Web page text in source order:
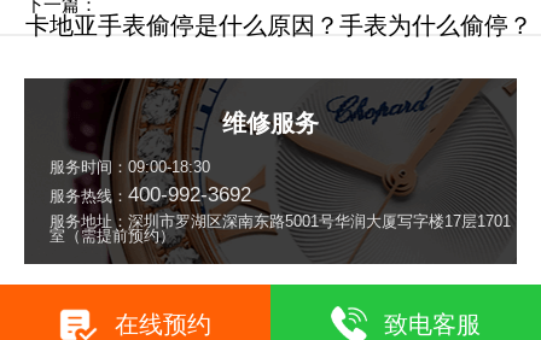
下一篇：
卡地亚手表偷停是什么原因？手表为什么偷停？
维修服务
服务时间：09:00-18:30
服务热线： 400-992-3692
服务地址：深圳市罗湖区深南东路5001号华润大厦写字楼17层1701
室（需提前预约）
在线预约 致电客服